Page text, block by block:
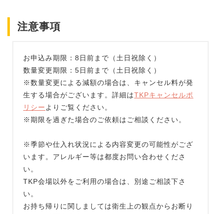
注意事項
お申込み期限：8日前まで（土日祝除く）
数量変更期限：5日前まで（土日祝除く）
※数量変更による減額の場合は、キャンセル料が発
生する場合がございます。詳細はTKPキャンセルポ
リシー よりご覧ください。
※期限を過ぎた場合のご依頼はご相談ください。
※季節や仕入れ状況による内容変更の可能性がござ
います。アレルギー等は都度お問い合わせくださ
い。
TKP会場以外をご利用の場合は、別途ご相談下さ
い。
お持ち帰りに関しましては衛生上の観点からお断り